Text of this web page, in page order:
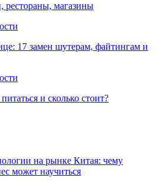
рестораны, магазины
17 замен шутерам, файтингам и
и сколько стоит?
на рынке Китая: чему
может научиться